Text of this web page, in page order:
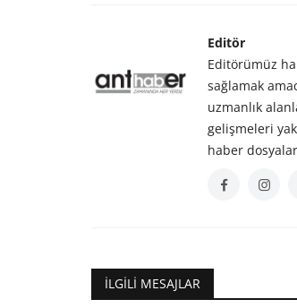
Editör
Editörümüz
sağlamak
uzmanlık
gelişmeleri
haber
İLGILI MESAJLAR